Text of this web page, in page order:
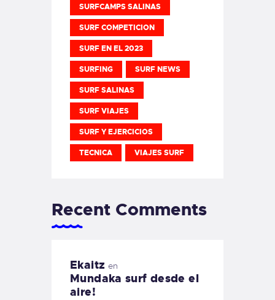
SURFCAMPS SALINAS
SURF COMPETICION
SURF EN EL 2023
SURFING SURF NEWS
SURF SALINAS
SURF VIAJES
SURF Y EJERCICIOS
TECNICA VIAJES SURF
Recent Comments
Ekaitz en
Mundaka surf desde el
aire!